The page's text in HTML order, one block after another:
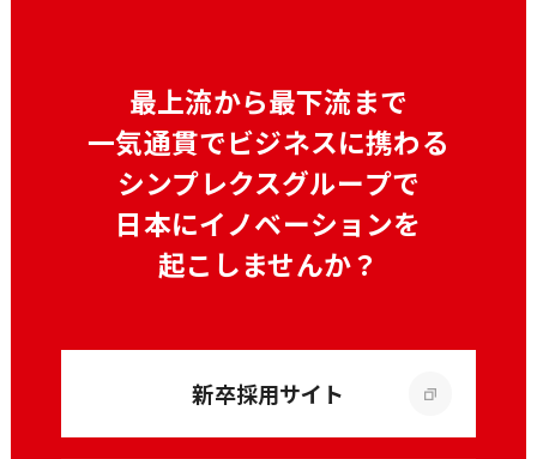
最上流から最下流まで
一気通貫でビジネスに携わる
シンプレクスグループで
日本にイノベーションを
起こしませんか？
新卒採用サイト